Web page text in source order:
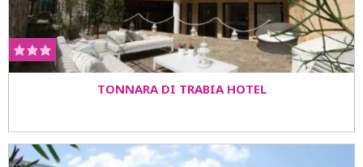
TONNARA DI TRABIA HOTEL